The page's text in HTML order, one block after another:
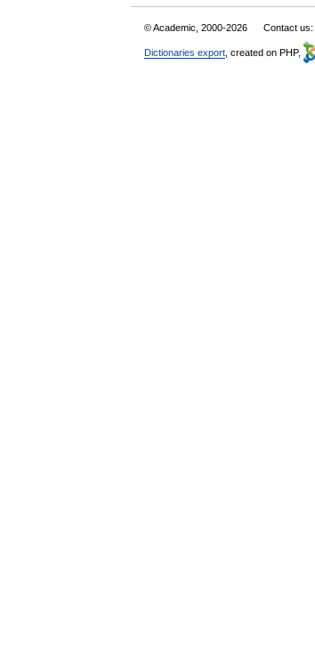
© Academic, 2000-2026 Contact us:
Dictionaries export , created on PHP,